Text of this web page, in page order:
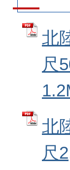
北
尺
北
尺